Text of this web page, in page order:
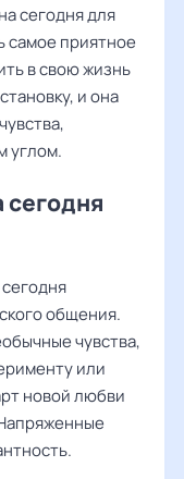
сегодня для
самое приятное
в свою жизнь
и она
углом.
общения.
чувства,
или
новой любви